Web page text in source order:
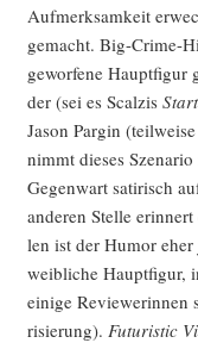
Auf­merk­sam­keit
gemacht. Big-Crime-
gewor­fe­ne Haupt­fi­gur
der (sei es Scal­zis
Jason Par­gin
nimmt die­ses
Gegen­wart sati­risch
ande­ren Stel­le
len ist der Humor
weib­li­che Haupt­fi­gur,
eini­ge Reviewe­rin­nen
ri­sie­rung). Futu­ristic